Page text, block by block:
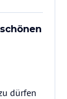
dürfen